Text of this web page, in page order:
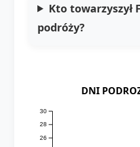
Kto towarzyszył
podróży?
DNI
26
28
30